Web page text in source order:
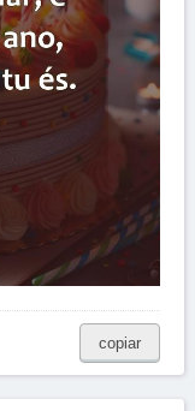
copiar